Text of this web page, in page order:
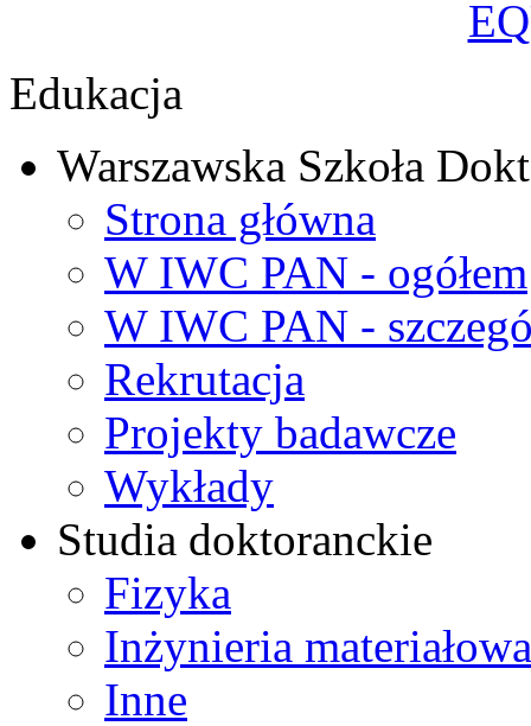
Edukacja
Warszawska Szkoła
Strona główna
W IWC PAN - ogółem
W IWC PAN -
Rekrutacja
Projekty badawcze
Wykłady
Studia doktoranckie
Fizyka
Inżynieria materiałowa
Inne